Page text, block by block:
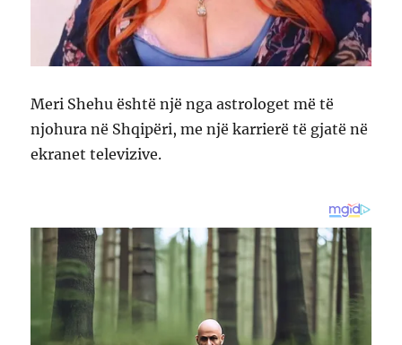
Meri Shehu është një nga astrologet më të
njohura në Shqipëri, me një karrierë të gjatë në
ekranet televizive.